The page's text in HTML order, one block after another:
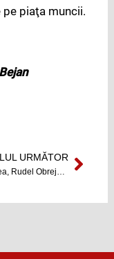
piaţa muncii.
URMĂTORNext